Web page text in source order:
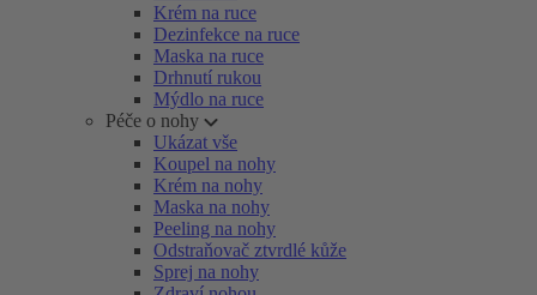
Krém na ruce
Dezinfekce na ruce
Maska na ruce
Drhnutí rukou
Mýdlo na ruce
Péče o nohy
Ukázat vše
Koupel na nohy
Krém na nohy
Maska na nohy
Peeling na nohy
Odstraňovač ztvrdlé kůže
Sprej na nohy